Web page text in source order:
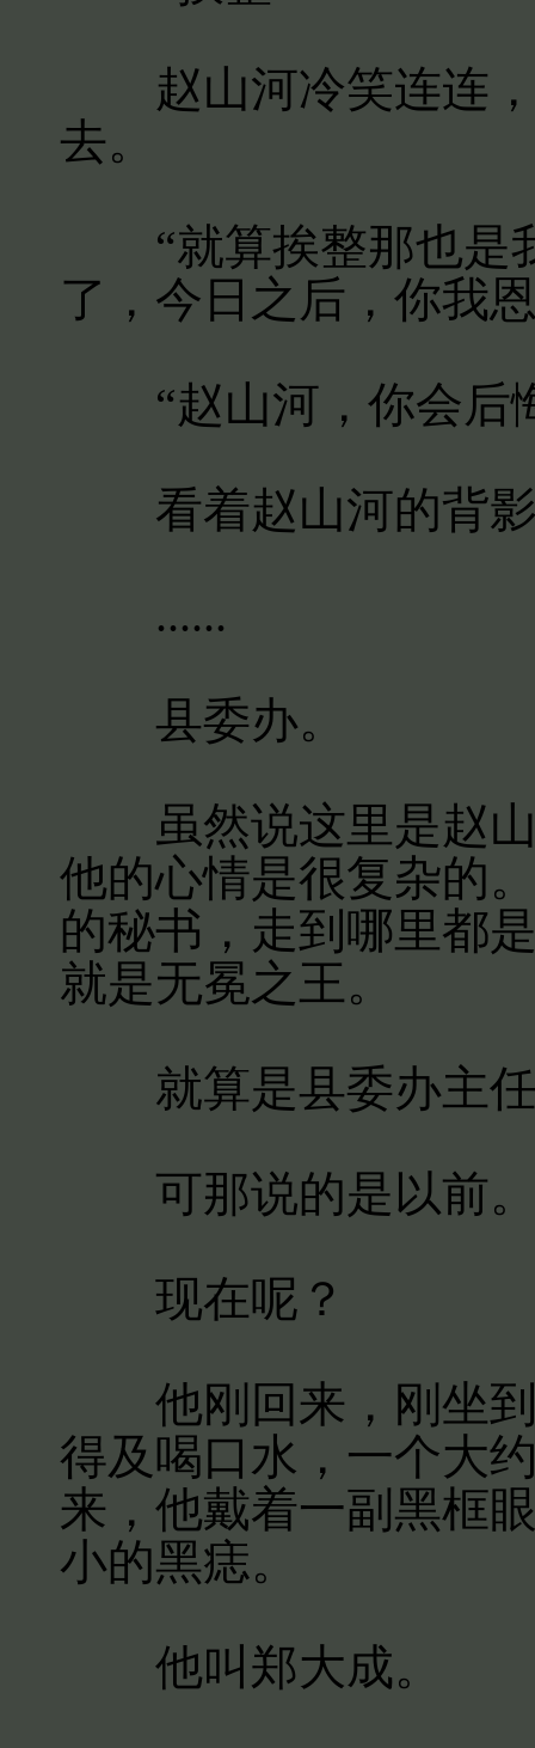
赵山河冷笑连连，
去。
“就算挨整那也是
了，今日之后，你我
“赵山河，你会后
看着赵山河的背影
......
县委办。
虽然说这里是赵山
他的心情是很复杂的
的秘书，走到哪里都
就是无冕之王。
就算是县委办主任
可那说的是以前
现在呢？
他刚回来，刚坐到
得及喝口水，一个大
来，他戴着一副黑框
小的黑痣。
他叫郑大成。